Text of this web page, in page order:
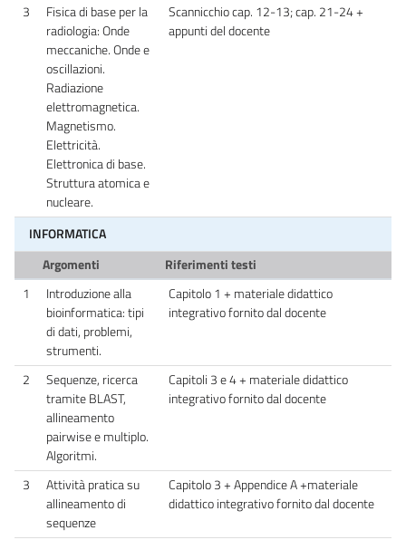
3
Fisica di base per la
radiologia: Onde
meccaniche. Onde e
oscillazioni.
Radiazione
elettromagnetica.
Magnetismo.
Elettricità.
Elettronica di base.
Struttura atomica e
nucleare.
Scannicchio cap. 12-13; cap. 21-24 +
appunti del docente
INFORMATICA
Argomenti
Riferimenti testi
1
Introduzione alla
bioinformatica: tipi
di dati, problemi,
strumenti.
Capitolo 1 + materiale didattico
integrativo fornito dal docente
2
Sequenze, ricerca
tramite BLAST,
allineamento
pairwise e multiplo.
Algoritmi.
Capitoli 3 e 4 + materiale didattico
integrativo fornito dal docente
3
Attività pratica su
allineamento di
sequenze
Capitolo 3 + Appendice A +materiale
didattico integrativo fornito dal docente